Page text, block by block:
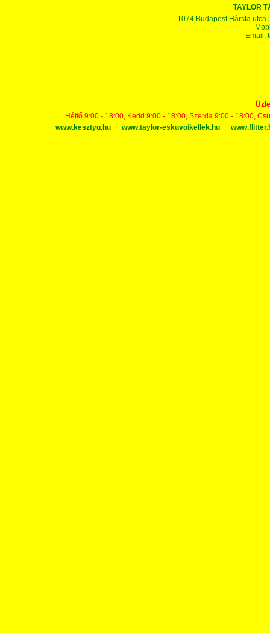
TAYLOR
1074 Budapest Hársfa utca
Email:
Hétfő 9:00 - 18:00, Kedd 9:00 - 18:00, Szerda 9:00 - 18:00,
www.kesztyu.hu
www.taylor-eskuvoikellek.hu